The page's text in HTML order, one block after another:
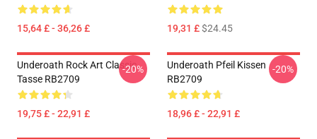
15,64 £ - 36,26 £ 19,31 £$24.45
Underoath Rock Art Classic
Tasse RB2709
19,75 £ - 22,91 £
-20%
Underoath Pfeil Kissen
RB2709
18,96 £ - 22,91 £
-20%